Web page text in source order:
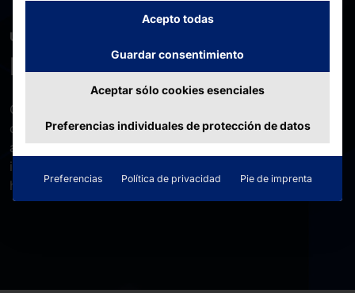
UNA PLATAFORMA. MUCHAS POSIBILIDADES.
El autopago reinventado
Gracias a su arquitectura modular, el pSyCO se adapta
con exactitud
a las necesidades del comercio minorista. Desde
instalaciones compactas
hasta soluciones de autopago totalmente equipadas.
Acepto todas
Guardar consentimiento
Aceptar sólo cookies esenciales
Preferencias individuales de protección de datos
Preferencias Política de privacidad Pie de imprenta